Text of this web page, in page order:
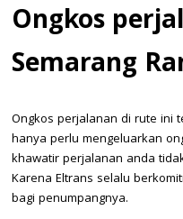
Ongkos
Semarang
Ongkos perjalanan di rute ini
hanya perlu mengeluarkan
khawatir perjalanan anda
Karena Eltrans selalu
bagi penumpangnya.